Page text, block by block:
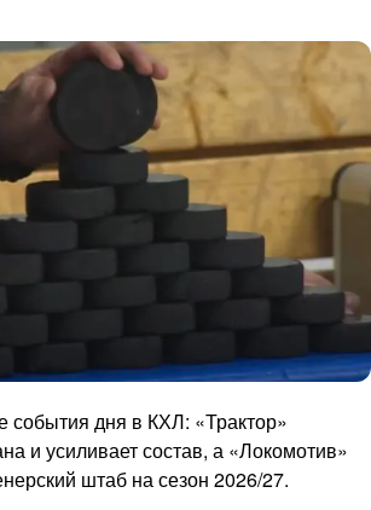
события дня в КХЛ: «Трактор»
и усиливает состав, а «Локомотив»
штаб на сезон 2026/27.